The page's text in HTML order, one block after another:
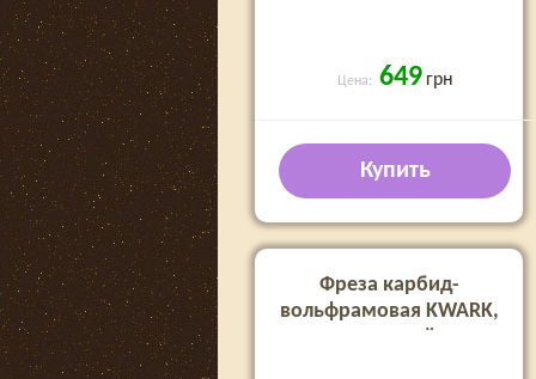
Цена: 649 грн
Купить
Фреза карбид-
вольфрамовая KWARK,
конус усеченный, синяя,